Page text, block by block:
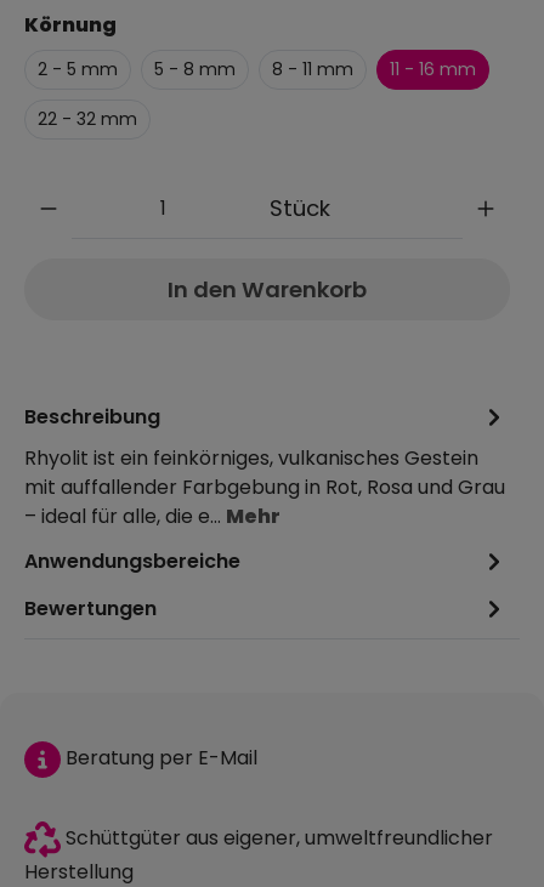
Körnung
2 - 5 mm 5 - 8 mm 8 - 11 mm 11 - 16 mm
22 - 32 mm
Stück
In den Warenkorb
Beschreibung
Rhyolit ist ein feinkörniges, vulkanisches Gestein
mit auffallender Farbgebung in Rot, Rosa und Grau
– ideal für alle, die e… Mehr
Anwendungsbereiche
Bewertungen
Beratung per E-Mail
Schüttgüter aus eigener, umweltfreundlicher
Herstellung